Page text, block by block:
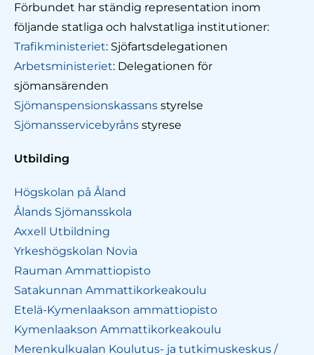
Förbundet har ständig representation inom
följande statliga och halvstatliga institutioner:
Trafikministeriet: Sjöfartsdelegationen
Arbetsministeriet: Delegationen för
sjömansärenden
Sjömanspensionskassans styrelse
Sjömansservicebyråns styrese
Utbilding
Högskolan på Åland
Ålands Sjömansskola
Axxell Utbildning
Yrkeshögskolan Novia
Rauman Ammattiopisto
Satakunnan Ammattikorkeakoulu
Etelä-Kymenlaakson ammattiopisto
Kymenlaakson Ammattikorkeakoulu
Merenkulkualan Koulutus- ja tutkimuskeskus /